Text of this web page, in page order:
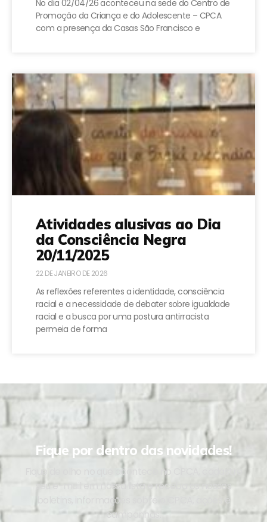
No dia 02/04/26 aconteceu na sede do Centro de
Promoção da Criança e do Adolescente – CPCA
com a presença da Casas São Francisco e
Atividades alusivas ao Dia
da Consciência Negra
20/11/2025
22 DE JANEIRO DE 2026
As reflexões referentes a identidade, consciência
racial e a necessidade de debater sobre igualdade
racial e a busca por uma postura antirracista
permeia de forma
Fique por dentro das novidades!
Fique de olho no que acontece no CPCA, cadastre
seu e-mail em nossa lista e receba os nossos
boletins, informações sobre o CPCA, ações e
campanhas.